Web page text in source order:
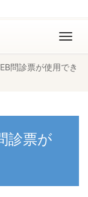
問診票が使用でき
診票が